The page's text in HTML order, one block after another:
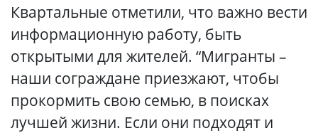
Квартальные отметили, что важно вести
информационную работу, быть
открытыми для жителей. “Мигранты –
наши сограждане приезжают, чтобы
прокормить свою семью, в поисках
лучшей жизни. Если они подходят и